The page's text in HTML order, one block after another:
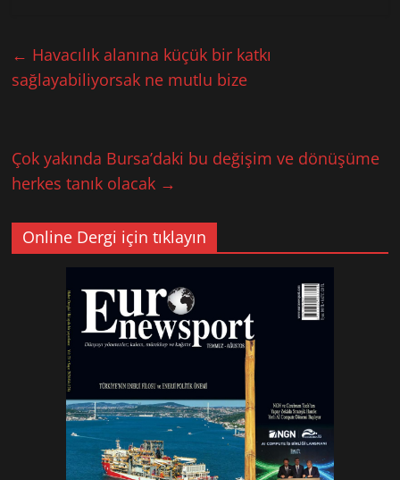
← Havacılık alanına küçük bir katkı
sağlayabiliyorsak ne mutlu bize
Çok yakında Bursa’daki bu değişim ve dönüşüme
herkes tanık olacak →
Online Dergi için tıklayın